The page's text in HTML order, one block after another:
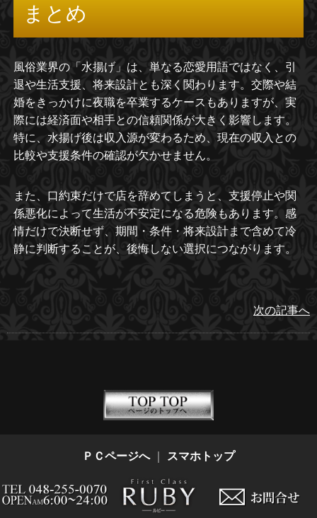
まとめ
風俗業界の「水揚げ」は、単なる恋愛用語ではなく、引
退や生活支援、将来設計とも深く関わります。交際や結
婚をきっかけに夜職を卒業するケースもありますが、実
際には経済面や相手との信頼関係が大きく影響します。
特に、水揚げ後は収入源が変わるため、現在の収入との
比較や支援条件の確認が欠かせません。
また、口約束だけで店を辞めてしまうと、支援停止や関
係悪化によって生活が不安定になる危険もあります。感
情だけで決断せず、期間・条件・将来設計まで含めて冷
静に判断することが、後悔しない選択につながります。
次の記事へ
ＰＣページへ｜ スマホトップ